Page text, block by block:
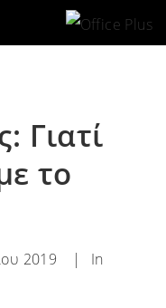
Γιατί
το
2019 |
In